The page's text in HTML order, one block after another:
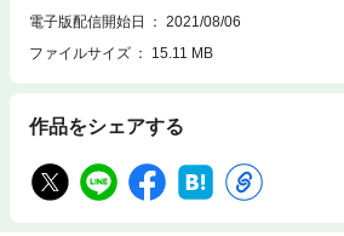
電子版配信開始日
2021/08/06
ファイルサイズ
15.11 MB
作品をシェアする